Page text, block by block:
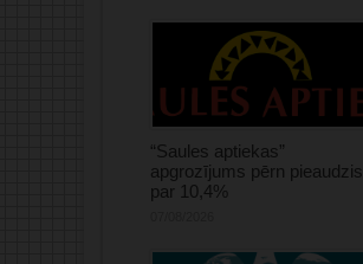
“Saules aptiekas”
apgrozījums pērn pieaudzis
par 10,4%